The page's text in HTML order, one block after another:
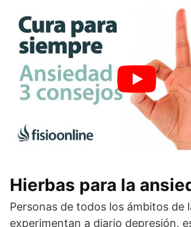
Hierbas para la
Personas de todos los ámbitos de
experimentan a diario depresión,